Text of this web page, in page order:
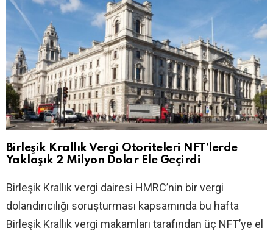
Birleşik Krallık Vergi Otoriteleri NFT’lerde
Yaklaşık 2 Milyon Dolar Ele Geçirdi
Birleşik Krallık vergi dairesi HMRC’nin bir vergi
dolandırıcılığı soruşturması kapsamında bu hafta
Birleşik Krallık vergi makamları tarafından üç NFT’ye el